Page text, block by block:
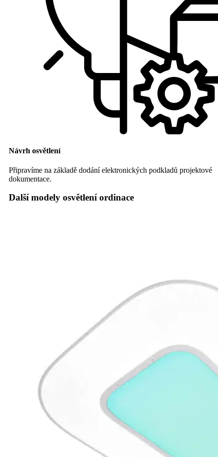
Návrh osvětlení
Připravíme na základě dodání elektronických podkladů projektové
dokumentace.
Další modely osvětlení ordinace